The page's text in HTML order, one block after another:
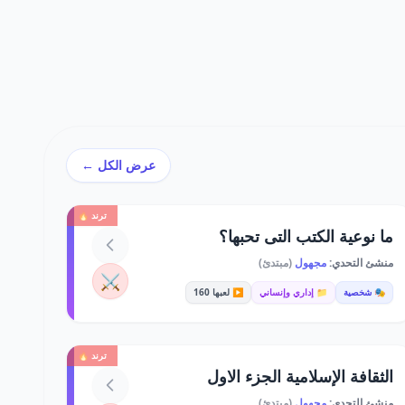
عرض الكل ←
ترند 🔥
ما نوعية الكتب التى تحبها؟
منشئ التحدي:مجهول (مبتدئ)
🎭 شخصية 📁 إداري وإنساني ▶️ لعبها 160 ⚔️
ترند 🔥
الثقافة الإسلامية الجزء الاول